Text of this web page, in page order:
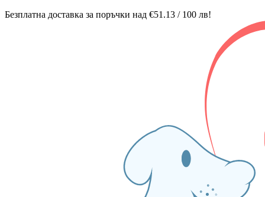
Безплатна доставка за поръчки над €51.13 / 100 лв!